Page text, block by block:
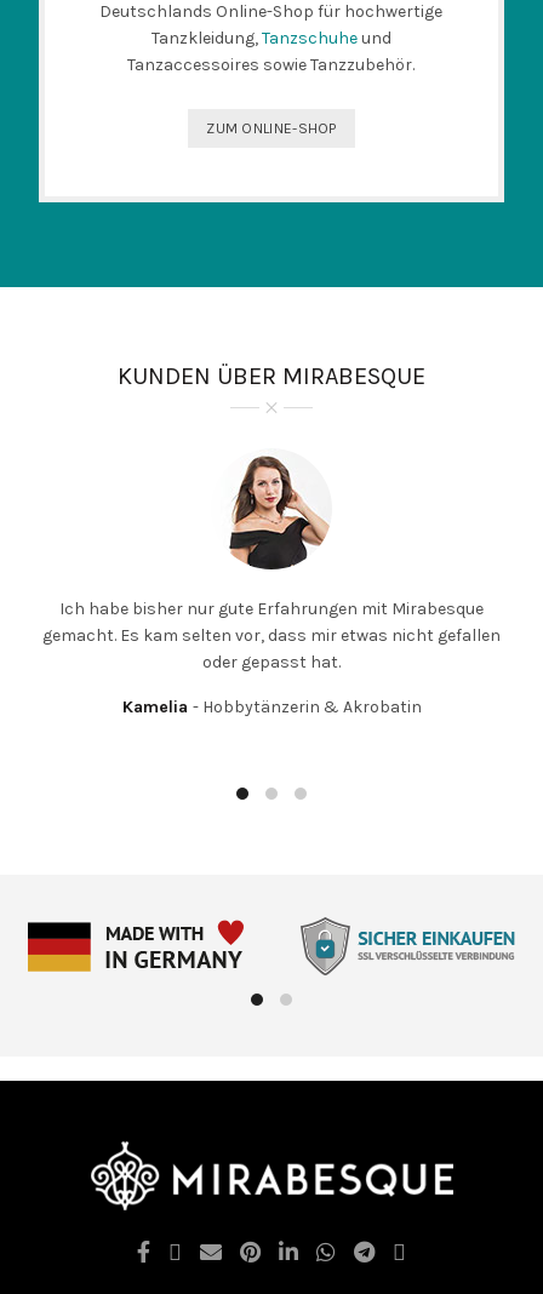
Deutschlands Online-Shop für hochwertige
Tanzkleidung,Tanzschuheund
Tanzaccessoires sowie Tanzzubehör.
ZUM ONLINE-SHOP
KUNDEN ÜBER MIRABESQUE
Ich habe bisher nur gute Erfahrungen mit Mirabesque
gemacht. Es kam selten vor, dass mir etwas nicht gefallen
oder gepasst hat.
Kamelia Hobbytänzerin & Akrobatin